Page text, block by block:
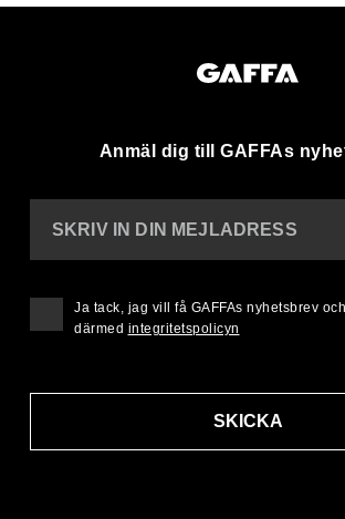
Anmäl dig till GAFFAs
SKRIV IN DIN MEJLADRESS
SKICKA
Ja tack, jag vill få GAFFAs nyhetsbrev
därmed integritetspolicyn